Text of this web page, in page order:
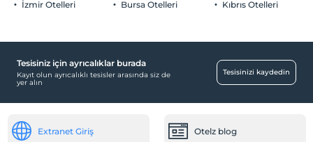
İzmir Otelleri Bursa Otelleri Kıbrıs Otelleri
Tesisiniz için ayrıcalıklar burada
Kayıt olun ayrıcalıklı tesisler arasında siz de
yer alın
Tesisinizi kaydedin
Extranet Giriş Otelz blog